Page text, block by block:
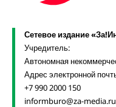
Сетевое издание
Учредитель:
Автономная
Адрес электронной
+7 990 2000 150
informburo@za-media.ru